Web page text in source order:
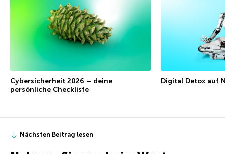
Cybersicherheit 2026 – deine
persönliche Checkliste
Digital Detox auf
Nächsten Beitrag lesen